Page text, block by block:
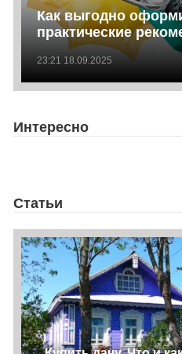
Как выгодно
практические
23:21 18.09.2025
Интересно
Статьи